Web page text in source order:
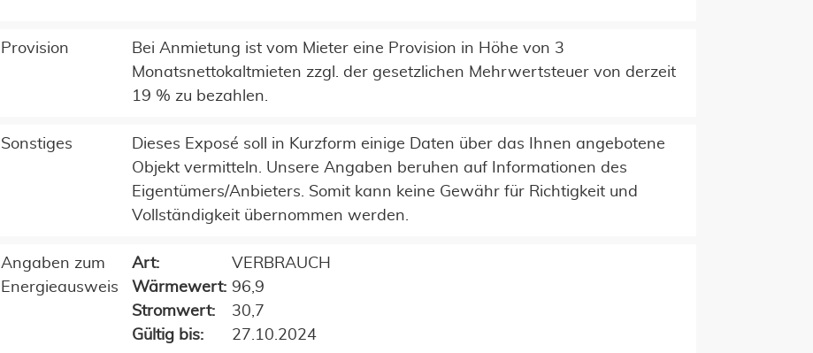
Provision
Bei Anmietung ist vom Mieter eine Provision in Höhe von 3
Monatsnettokaltmieten zzgl. der gesetzlichen Mehrwertsteuer von derzeit
19 % zu bezahlen.
Sonstiges
Dieses Exposé soll in Kurzform einige Daten über das Ihnen angebotene
Objekt vermitteln. Unsere Angaben beruhen auf Informationen des
Eigentümers/Anbieters. Somit kann keine Gewähr für Richtigkeit und
Vollständigkeit übernommen werden.
Angaben zum
Energieausweis
Art:
VERBRAUCH
Wärmewert: 96,9
Stromwert:
30,7
Gültig bis:
27.10.2024